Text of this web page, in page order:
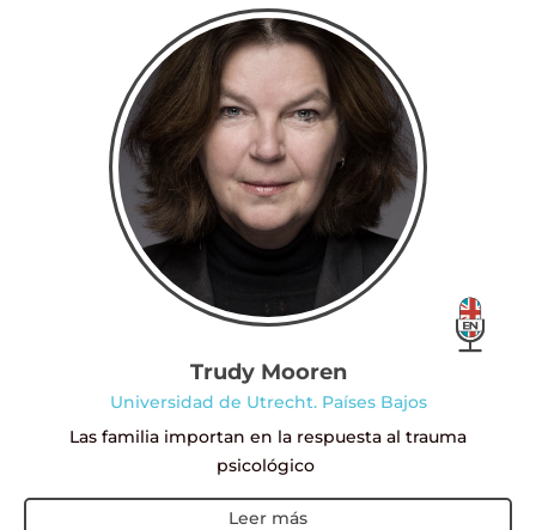
Trudy Mooren
Universidad de Utrecht. Países Bajos
Las familia importan en la respuesta al trauma
psicológico
Leer más